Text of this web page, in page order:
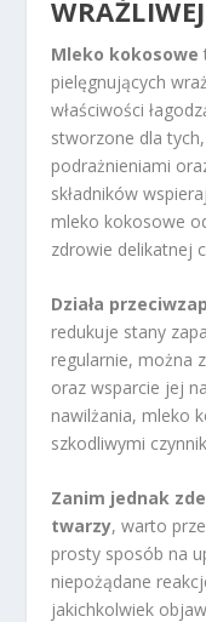
Mleko kokosowe
pielęgnujących
właściwości
stworzone dla
podrażnieniami
składników
mleko kokosowe
zdrowie delikatnej
Działa
redukuje stany
regularnie, można
oraz wsparcie jej
nawilżania, mleko
szkodliwymi
Zanim jednak
twarzy, warto
prosty sposób na
niepożądane
jakichkolwiek